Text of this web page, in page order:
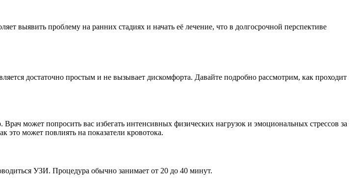
выявить проблему на ранних стадиях и начать её лечение, что в долгосрочной перспективе
достаточно простым и не вызывает дискомфорта. Давайте подробно рассмотрим, как проходит
может попросить вас избегать интенсивных физических нагрузок и эмоциональных стрессов за
это может повлиять на показатели кровотока.
УЗИ. Процедура обычно занимает от 20 до 40 минут.